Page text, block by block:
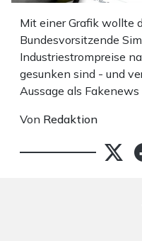
Mit einer Grafik wollte
Bundesvorsitzende
Industriestrompreise
gesunken sind - und
Aussage als
Von Redaktion